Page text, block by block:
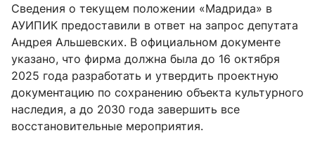
Сведения о текущем положении «Мадрида» в
АУИПИК предоставили в ответ на запрос депутата
Андрея Альшевских. В официальном документе
указано, что фирма должна была до 16 октября
2025 года разработать и утвердить проектную
документацию по сохранению объекта культурного
наследия, а до 2030 года завершить все
восстановительные мероприятия.